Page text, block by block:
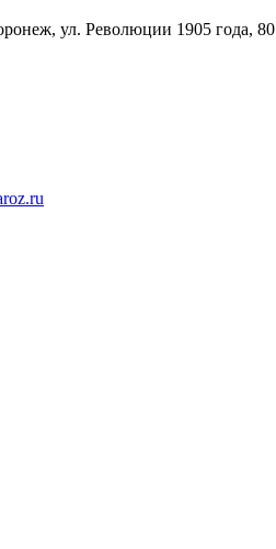
ул. Революции 1905 года, 80